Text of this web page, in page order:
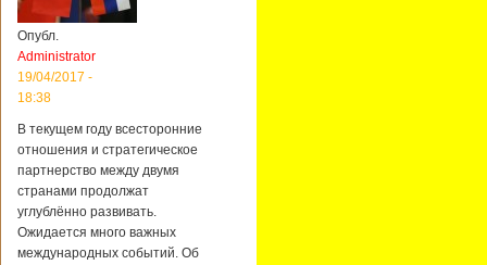
Опубл.
Administrator
19/04/2017 -
18:38
В текущем году всесторонние
отношения и стратегическое
партнерство между двумя
странами продолжат
углублённо развивать.
Ожидается много важных
международных событий. Об